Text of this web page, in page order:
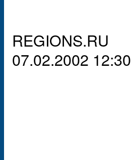
REGIONS.RU
07.02.2002 12:30